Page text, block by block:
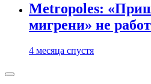
Metropoles:
мигрени» не
4 месяца спустя